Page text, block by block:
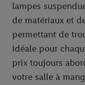
lampes
de matériaux et
permettant de
idéale pour
prix toujours
votre salle à